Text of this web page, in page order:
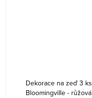
Dekorace na zeď 3 ks
Bloomingville - růžová